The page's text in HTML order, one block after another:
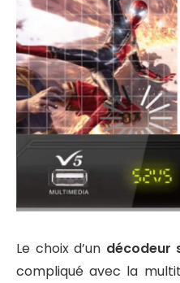
Le choix d’un décodeur
compliqué avec la